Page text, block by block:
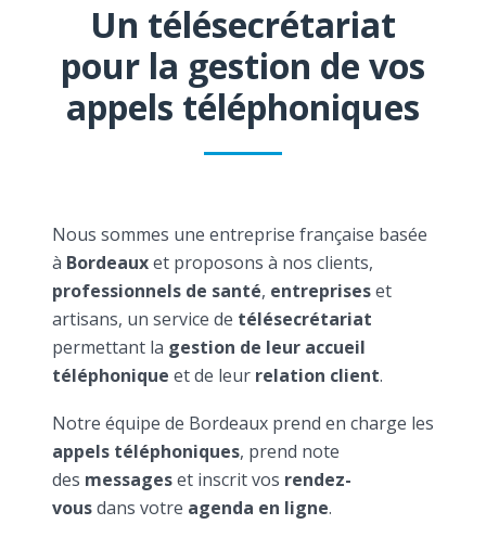
Un télésecrétariat
pour la gestion de vos
appels téléphoniques
Nous sommes une entreprise française basée
à Bordeauxet proposons à nos clients,
professionnels de santé, entrepriseset
artisans, un service de télésecrétariat
permettant la gestion de leur accueil
téléphonique et de leur relation client.
Notre équipe de Bordeaux prend en charge les
appels téléphoniques, prend note
des messageset inscrit vos rendez-
vousdans votre agenda en ligne.